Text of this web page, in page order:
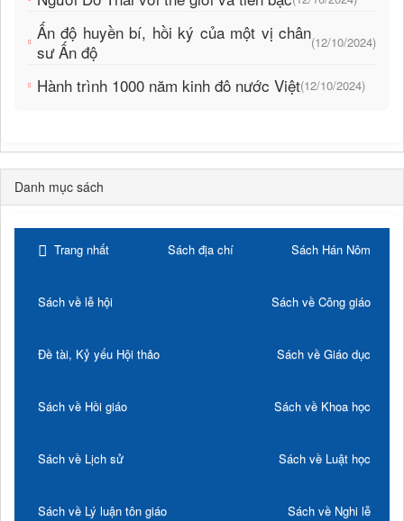
Ấn độ huyền bí, hồi ký của một vị chân
sư Ấn độ
(12/10/2024)
Hành trình 1000 năm kinh đô nước Việt(12/10/2024)
Danh mục sách
Trang nhất Sách địa chí Sách Hán Nôm
Sách về lễ hội Sách về Công giáo
Đề tài, Kỷ yếu Hội thảo Sách về Giáo dục
Sách về Hồi giáo Sách về Khoa học
Sách về Lịch sử Sách về Luật học
Sách về Lý luận tôn giáo Sách về Nghi lễ